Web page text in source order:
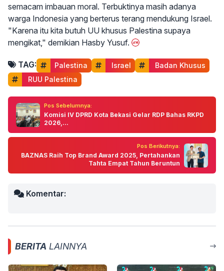
semacam imbauan moral. Terbuktinya masih adanya
warga Indonesia yang berterus terang mendukung Israel.
"Karena itu kita butuh UU khusus Palestina supaya
mengikat," demikian Hasby Yusuf.
TAG: Palestina Israel
Badan Khusus
RUU Palestina
Pos Sebelumnya:
Komisi IV DPRD Kota Bekasi Gelar RDP Bahas RKPD
2026,...
Pos Berikutnya:
BAZNAS Raih Top Brand Award 2025, Pertahankan
Tahta Empat Tahun Beruntun
Komentar:
BERITA LAINNYA